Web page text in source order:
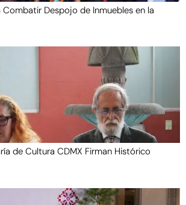
Combatir Despojo de Inmuebles en la
de Cultura CDMX Firman Histórico